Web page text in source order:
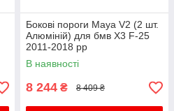
Бокові пороги Maya V2 (2 шт.
Алюміній) для бмв X3 F-25
2011-2018 рр
В наявності
8 244 ₴ 8 409 ₴